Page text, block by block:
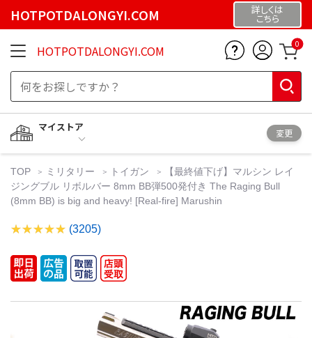
HOTPOTDALONGYI.COM 詳しくは
こちら
HOTPOTDALONGYI.COM 0
マイストア
変更
TOP ミリタリー トイガン
【最終値下げ】マルシン レイ
ジングブル リボルバー 8mm BB弾500発付き The Raging Bull
(8mm BB) is big and heavy! [Real-fire] Marushin
(3205)